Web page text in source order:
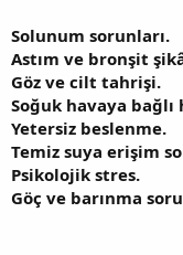
Solunum sorunları.
Astım ve bronşit
Göz ve cilt tahrişi.
Soğuk havaya bağlı
Yetersiz beslenme.
Temiz suya erişim
Psikolojik stres.
Göç ve barınma